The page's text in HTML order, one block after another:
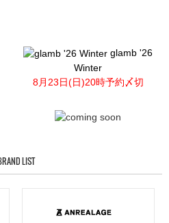
glamb '26
Winter
8月23日(日)20時予約〆切
LIST